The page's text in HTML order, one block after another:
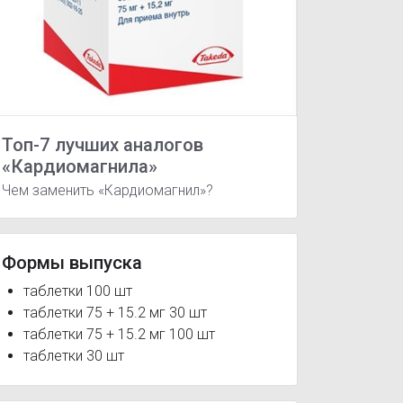
Топ-7 лучших аналогов
«Кардиомагнила»
Чем заменить «Кардиомагнил»?
Формы выпуска
таблетки 100 шт
таблетки 75 + 15.2 мг 30 шт
таблетки 75 + 15.2 мг 100 шт
таблетки 30 шт